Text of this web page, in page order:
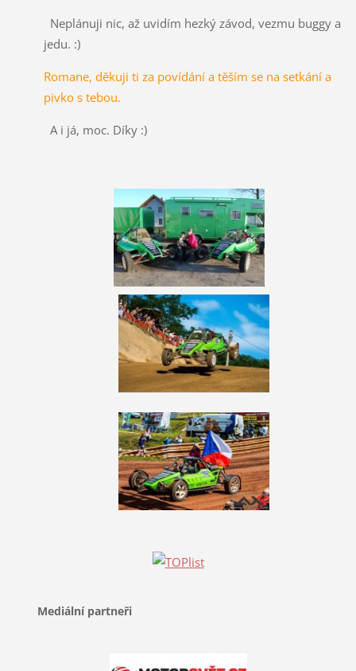
Neplánuji nic, až uvidím hezký závod, vezmu buggy a
jedu. :)
Romane, děkuji ti za povídání a těším se na setkání a
pivko s tebou.
A i já, moc. Díky :)
Mediální partneři